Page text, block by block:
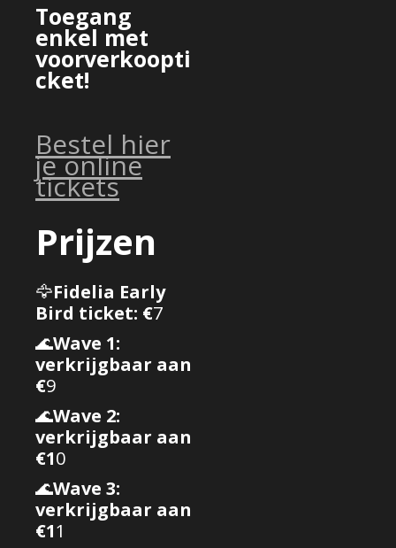
Toegang
enkel met
voorverkoopti
cket!
Bestel hier
je online
tickets
Prijzen
🦅Fidelia Early
Bird ticket: €7
🌊Wave 1:
verkrijgbaar aan
€9
🌊Wave 2:
verkrijgbaar aan
€10
🌊Wave 3:
verkrijgbaar aan
€11